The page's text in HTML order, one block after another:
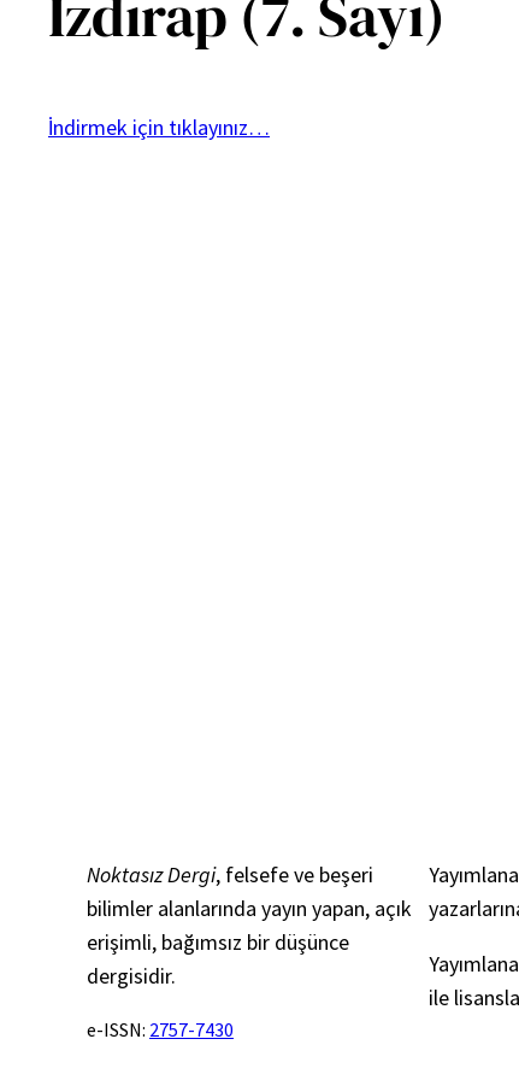
İndirmek için tıklayınız…
Noktasız Dergi, felsefe ve beşeri
bilimler alanlarında yayın yapan, açık
erişimli, bağımsız bir düşünce
dergisidir.
e-ISSN: 2757-7430
ile